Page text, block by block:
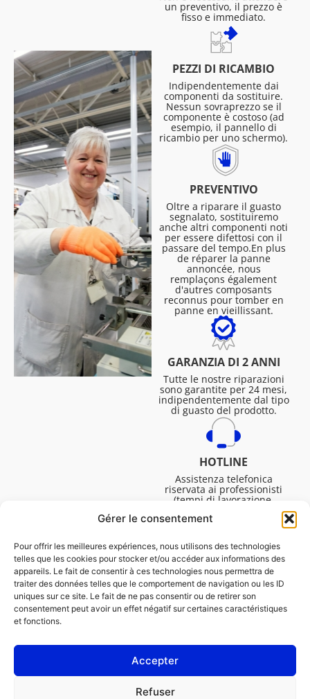
Gérer le consentement
Pour offrir les meilleures expériences, nous utilisons des technologies
telles que les cookies pour stocker et/ou accéder aux informations des
appareils. Le fait de consentir à ces technologies nous permettra de
traiter des données telles que le comportement de navigation ou les ID
uniques sur ce site. Le fait de ne pas consentir ou de retirer son
consentement peut avoir un effet négatif sur certaines caractéristiques
et fonctions.
Accepter
Refuser
un preventivo, il prezzo è
fisso e immediato.
PEZZI DI RICAMBIO
Indipendentemente dai
componenti da sostituire.
Nessun sovraprezzo se il
componente è costoso (ad
esempio, il pannello di
ricambio per uno schermo).
PREVENTIVO
Oltre a riparare il guasto
segnalato, sostituiremo
anche altri componenti noti
per essere difettosi con il
passare del tempo.En plus
de réparer la panne
annoncée, nous
remplaçons également
d'autres composants
reconnus pour tomber en
panne en vieillissant.
GARANZIA DI 2 ANNI
Tutte le nostre riparazioni
sono garantite per 24 mesi,
indipendentemente dal tipo
di guasto del prodotto.
HOTLINE
Assistenza telefonica
riservata ai professionisti
(tempi di lavorazione,
Dal lunedì al venerdì dalle